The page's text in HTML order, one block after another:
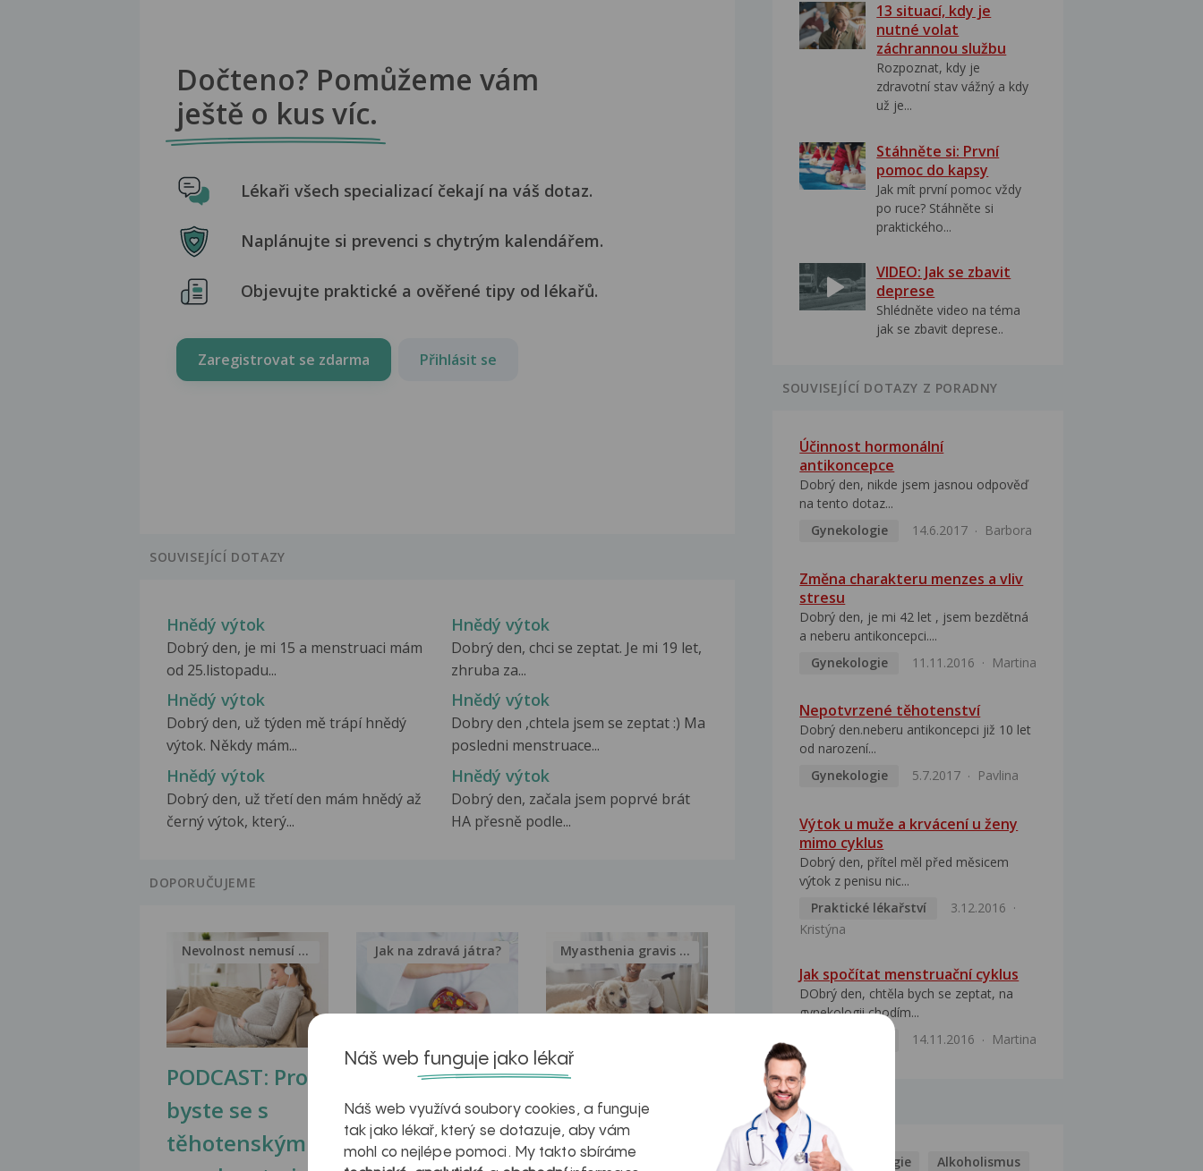
Dočteno? Pomůžeme vám
ještě o kus víc.
Lékaři všech specializací čekají na váš dotaz.
Naplánujte si prevenci s chytrým kalendářem.
Objevujte praktické a ověřené tipy od lékařů.
Zaregistrovat se zdarma Přihlásit se
SOUVISEJÍCÍ DOTAZY
Hnědý výtok
Dobrý den, je mi 15 a menstruaci mám
od 25.listopadu...
Hnědý výtok
Dobrý den, chci se zeptat. Je mi 19 let,
zhruba za...
Hnědý výtok
Dobrý den, už týden mě trápí hnědý
výtok. Někdy mám...
Hnědý výtok
Dobry den ,chtela jsem se zeptat :) Ma
posledni menstruace...
Hnědý výtok
Dobrý den, už třetí den mám hnědý až
černý výtok, který...
Hnědý výtok
Dobrý den, začala jsem poprvé brát
HA přesně podle...
DOPORUČUJEME
PODCAST: Proč
byste se s
těhotenskými
Nevolnost nemusí být nutnou...
Ztukovatění
jater v datech a
obrazech
Jak na zdravá játra?
Inovativní
léčba
myastenie –
Myasthenia gravis – vše, co...
13 situací, kdy je
nutné volat
záchrannou službu
Rozpoznat, kdy je
zdravotní stav vážný a kdy
už je...
Stáhněte si: První
pomoc do kapsy
Jak mít první pomoc vždy
po ruce? Stáhněte si
praktického...
VIDEO: Jak se zbavit
deprese
Shlédněte video na téma
jak se zbavit deprese..
SOUVISEJÍCÍ DOTAZY Z PORADNY
Účinnost hormonální
antikoncepce
Dobrý den, nikde jsem jasnou odpověď
na tento dotaz...
Gynekologie
14.6.2017 Barbora
Změna charakteru menzes a vliv
stresu
Dobrý den, je mi 42 let , jsem bezdětná
a neberu antikoncepci....
Gynekologie
11.11.2016 Martina
Nepotvrzené těhotenství
Dobrý den.neberu antikoncepci již 10 let
od narození...
Gynekologie
5.7.2017 Pavlina
Výtok u muže a krvácení u ženy
mimo cyklus
Dobrý den, přítel měl před měsicem
výtok z penisu nic...
Praktické lékařství
3.12.2016
Kristýna
Jak spočítat menstruační cyklus
DObrý den, chtěla bych se zeptat, na
gynekologii chodím...
14.11.2016 Martina
NEMOCI
Kašel Alergie Alkoholismus
Náš web funguje jako lékař
Náš web využívá soubory cookies, a funguje
tak jako lékař, který se dotazuje, aby vám
mohl co nejlépe pomoci. My takto sbíráme